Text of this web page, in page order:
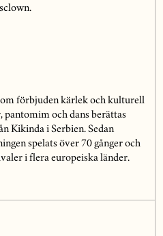
förbjuden kärlek och kulturell
pantomim och dans berättas
Kikinda i Serbien. Sedan
spelats över 70 gånger och
i flera europeiska länder.